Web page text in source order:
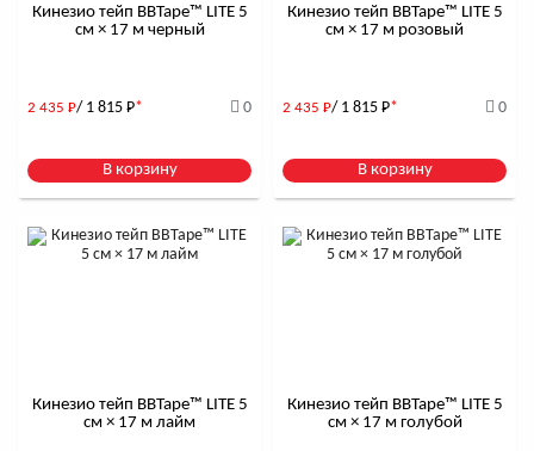
Кинезио тейп BBTape™ LITE 5
см × 17 м черный
2 435 Р/ 1 815 Р* 0
В корзину
Кинезио тейп BBTape™ LITE 5
см × 17 м розовый
2 435 Р/ 1 815 Р* 0
В корзину
Кинезио тейп BBTape™ LITE 5
см × 17 м лайм
Кинезио тейп BBTape™ LITE 5
см × 17 м голубой